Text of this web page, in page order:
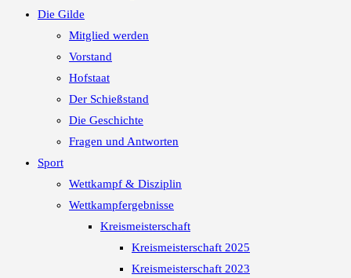
Die Gilde
Mitglied werden
Vorstand
Hofstaat
Der Schießstand
Die Geschichte
Fragen und Antworten
Sport
Wettkampf & Disziplin
Wettkampfergebnisse
Kreismeisterschaft
Kreismeisterschaft 2025
Kreismeisterschaft 2023